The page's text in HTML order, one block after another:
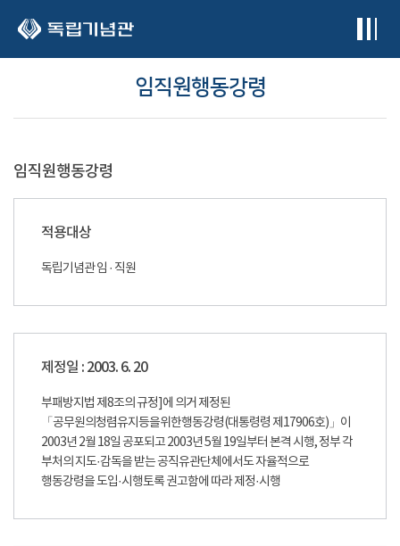
임직원행동강령
임직원행동강령
적용대상
독립기념관 임 · 직원
제정일 : 2003. 6. 20
부패방지법 제8조의 규정]에 의거 제정된
「공무원의청렴유지등을위한행동강령(대통령령 제17906호)」이
2003년 2월 18일 공포되고 2003년 5월 19일부터 본격 시행, 정부 각
부처의 지도·감독을 받는 공직유관단체에서도 자율적으로
행동강령을 도입·시행토록 권고함에 따라 제정·시행